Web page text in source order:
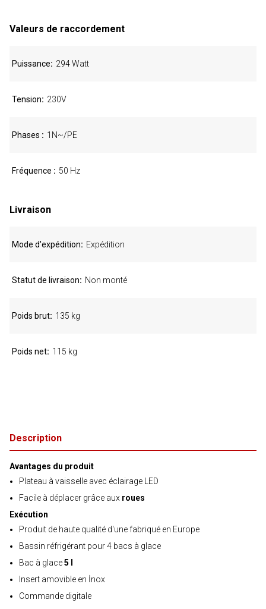
Description
Avantages du produit
Plateau à vaisselle avec éclairage LED
Facile à déplacer grâce aux roues
Exécution
Produit de haute qualité d'une fabriqué en Europe
Bassin réfrigérant pour 4 bacs à glace
Bac à glace5 l
Insert amovible en İnox
Commande digitale
Valeurs de raccordement
Puissance 294 Watt
Tension 230V
Phases 1N~/PE
Fréquence 50 Hz
Livraison
Mode d'expédition Expédition
Statut de livraison Non monté
Poids brut 135 kg
Poids net 115 kg